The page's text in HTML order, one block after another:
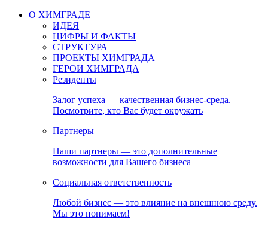
О ХИМГРАДЕ
ИДЕЯ
ЦИФРЫ И ФАКТЫ
СТРУКТУРА
ПРОЕКТЫ ХИМГРАДА
ГЕРОИ ХИМГРАДА
Резиденты
Залог успеха — качественная бизнес-среда.
Посмотрите, кто Вас будет окружать
Партнеры
Наши партнеры — это дополнительные
возможности для Вашего бизнеса
Социальная ответственность
Любой бизнес — это влияние на внешнюю среду.
Мы это понимаем!